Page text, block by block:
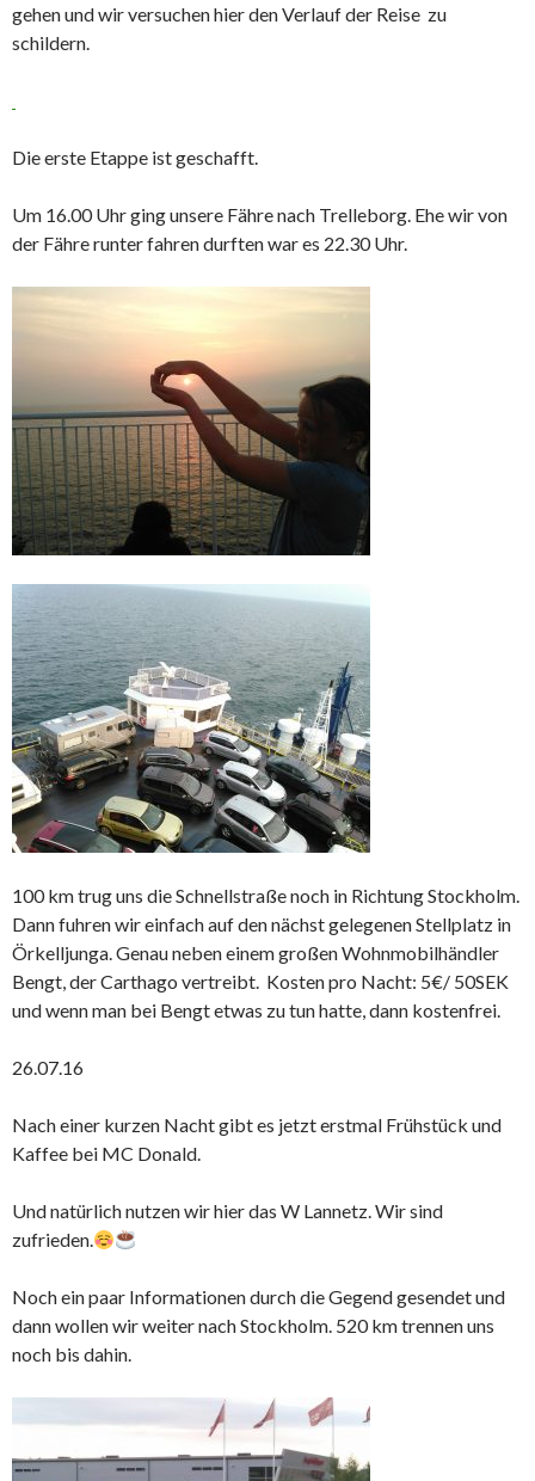
gehen und wir versuchen hier den Verlauf der Reise zu
schildern.
Die erste Etappe ist geschafft.
Um 16.00 Uhr ging unsere Fähre nach Trelleborg. Ehe wir von
der Fähre runter fahren durften war es 22.30 Uhr.
100 km trug uns die Schnellstraße noch in Richtung Stockholm.
Dann fuhren wir einfach auf den nächst gelegenen Stellplatz in
Örkelljunga. Genau neben einem großen Wohnmobilhändler
Bengt, der Carthago vertreibt. Kosten pro Nacht: 5€/ 50SEK
und wenn man bei Bengt etwas zu tun hatte, dann kostenfrei.
26.07.16
Nach einer kurzen Nacht gibt es jetzt erstmal Frühstück und
Kaffee bei MC Donald.
Und natürlich nutzen wir hier das W Lannetz. Wir sind
zufrieden.
Noch ein paar Informationen durch die Gegend gesendet und
dann wollen wir weiter nach Stockholm. 520 km trennen uns
noch bis dahin.